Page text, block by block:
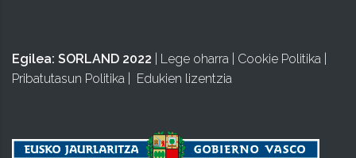
Egilea: SORLAND 2022 Lege oharra Cookie Politika
Pribatutasun Politika
Edukien lizentzia